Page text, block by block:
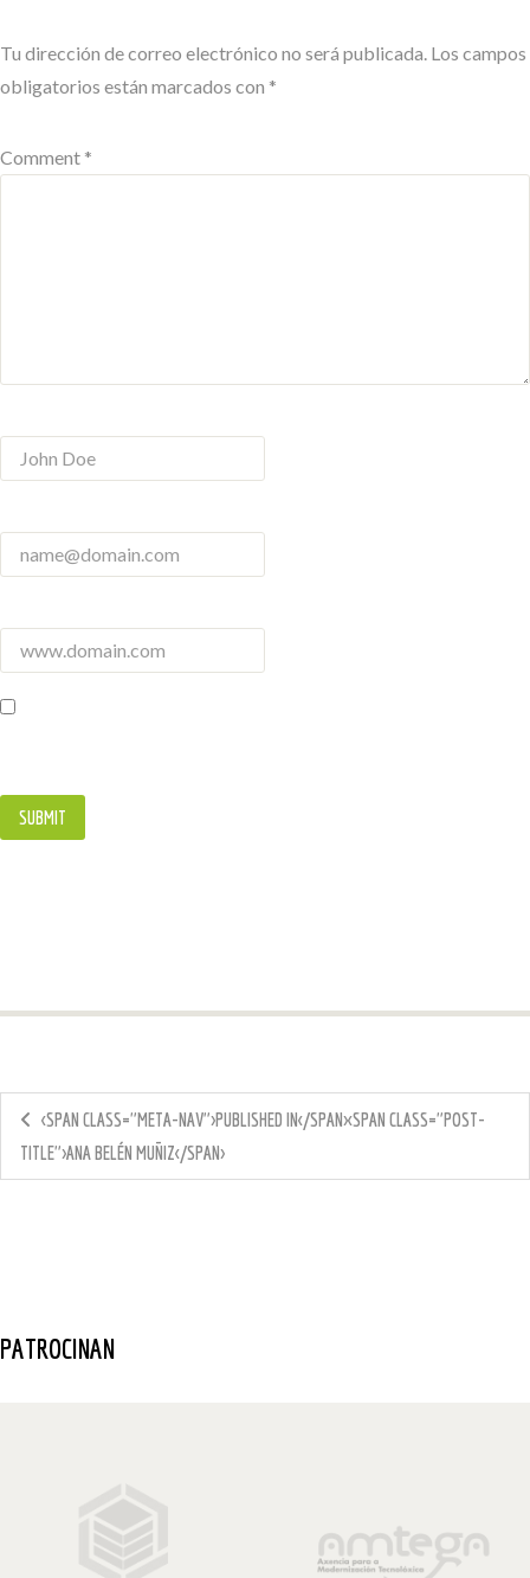
Tu dirección de correo electrónico no será publicada. Los campos
obligatorios están marcados con *
Comment *
<SPAN CLASS="META-NAV">PUBLISHED IN</SPAN><SPAN CLASS="POST-
TITLE">ANA BELÉN MUÑIZ</SPAN>
PATROCINAN